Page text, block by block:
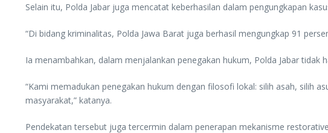
Selain itu, Polda Jabar juga mencatat keberhasilan dalam pengungkapan
“Di bidang kriminalitas, Polda Jawa Barat juga berhasil mengungkap 91
Ia menambahkan, dalam menjalankan penegakan hukum, Polda Jabar
“Kami memadukan penegakan hukum dengan filosofi lokal: silih asah, silih
masyarakat,” katanya.
Pendekatan tersebut juga tercermin dalam penerapan mekanisme